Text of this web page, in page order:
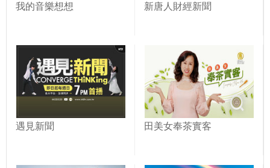
我的音樂想想 新唐人財經新聞
遇見新聞 田美女奉茶實客